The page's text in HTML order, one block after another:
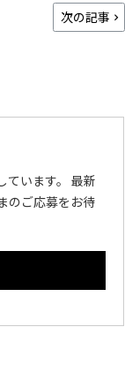
次の記事
ています。 最新
のご応募をお待